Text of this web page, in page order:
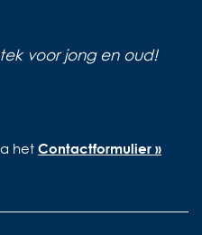
voor jong en oud!
het Contactformulier »